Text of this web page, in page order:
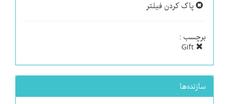
پاک کردن فیلتر
برچسب :
سازنده‌ها